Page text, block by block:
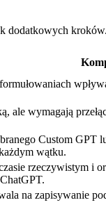
dodatkowych kroków.
ale wymagają
Custom GPT
wątku.
rzeczywistym i
na zapisywanie